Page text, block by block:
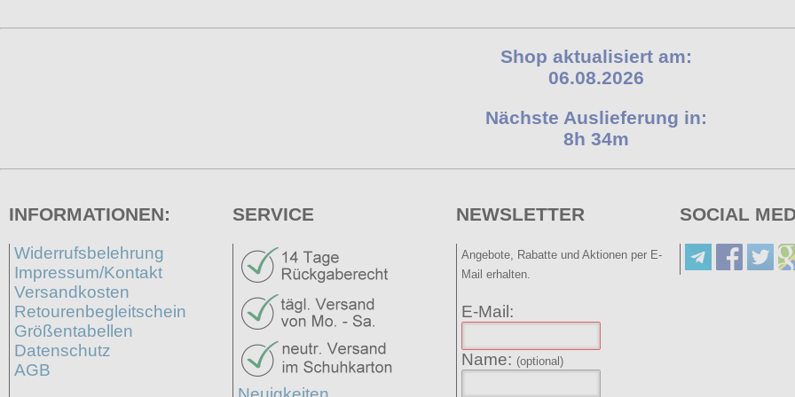
Shop aktualisiert am:
06.08.2026
Nächste Auslieferung in:
8h 34m
INFORMATIONEN:
Widerrufsbelehrung
Impressum/Kontakt
Versandkosten
Retourenbegleitschein
Größentabellen
Datenschutz
AGB
SERVICE NEWSLETTER
Angebote, Rabatte und Aktionen per E-
Mail erhalten.
E-Mail:
Name: (optional)
SOCIAL